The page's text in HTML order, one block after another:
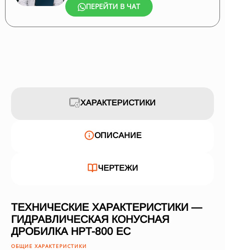
ПЕРЕЙТИ В ЧАТ
ХАРАКТЕРИСТИКИ
ОПИСАНИЕ
ЧЕРТЕЖИ
ТЕХНИЧЕСКИЕ ХАРАКТЕРИСТИКИ —
ГИДРАВЛИЧЕСКАЯ КОНУСНАЯ
ДРОБИЛКА HPT-800 EC
ОБЩИЕ ХАРАКТЕРИСТИКИ